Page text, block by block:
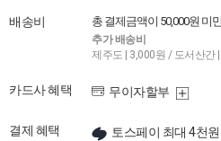
배송비 총 결제금액이 50,000원 미
추가 배송비
제주도 | 3,000원 / 도서산간
카드사 혜택 무이자할부
결제 혜택 토스페이 최대 4천